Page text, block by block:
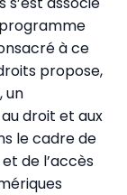
programme
à ce
propose,
un
droit et aux
le cadre de
de l’accès